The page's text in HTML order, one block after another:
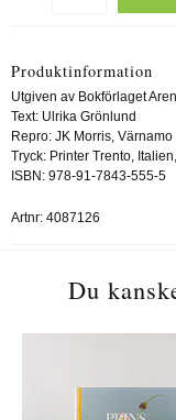
Produktinformation
Utgiven av Bokförlaget
Text: Ulrika Grönlund
Repro: JK Morris, Värnamo
Tryck: Printer Trento,
ISBN: 978-91-7843-555-5
Artnr: 4087126
Du